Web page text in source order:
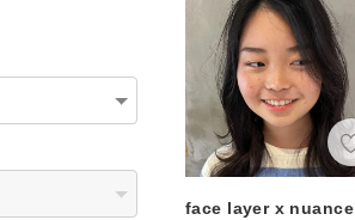
face layer x nuance